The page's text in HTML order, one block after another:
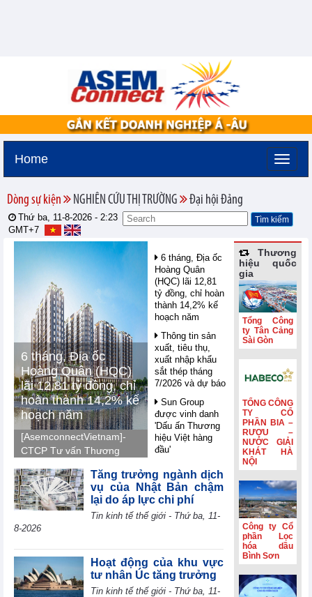
Home
Dòng sự kiện NGHIÊN CỨU THỊ TRƯỜNG Đại hội Đảng
Thứ ba, 11-8-2026 - 2:23
GMT+7
6 tháng, Địa ốc
Hoàng Quân (HQC)
lãi 12,81 tỷ đồng, chỉ
hoàn thành 14,2% kế
hoạch năm
[AsemconnectVietnam]-
CTCP Tư vấn Thương
Hoàng Quân (mã HQC -
sàn HOSE) ghi nhận lãi
7,41 tỷ đồng trong quý
II, luỹ kế nửa đầu năm
2026 lãi 12,81 tỷ đồng
và hoàn thành 14,2% so
với kế hoạch năm 2026.
6 tháng, Địa ốc
Hoàng Quân
(HQC) lãi 12,81
tỷ đồng, chỉ hoàn
thành 14,2% kế
hoạch năm
Thông tin sản
xuất, tiêu thụ,
xuất nhập khẩu
sắt thép tháng
7/2026 và dự báo
Sun Group
được vinh danh
'Dấu ấn Thương
hiệu Việt hàng
đầu'
Nghị quyết 10 -
FDI trong giai
đoạn mới: Công
nghệ, liên kết và
giá trị dài hạn
ngọt từ hoạt động
kinh doanh ngoài
xăng dầu
Tăng trưởng ngành dịch
vụ của Nhật Bản chậm
lại do áp lực chi phí
Tin kinh tế thế giới - Thứ ba, 11-
8-2026
Hoạt động của khu vực
tư nhân Úc tăng trưởng
Tin kinh tế thế giới - Thứ ba, 11-
Thương
hiệu quốc
gia
Tổng Công
ty Tân Cảng
Sài Gòn
TỔNG CÔNG
TY CỔ
PHẦN BIA –
RƯỢU –
NƯỚC GIẢI
KHÁT HÀ
NỘI
Công ty Cổ
phần Lọc
hóa dầu
Bình Sơn